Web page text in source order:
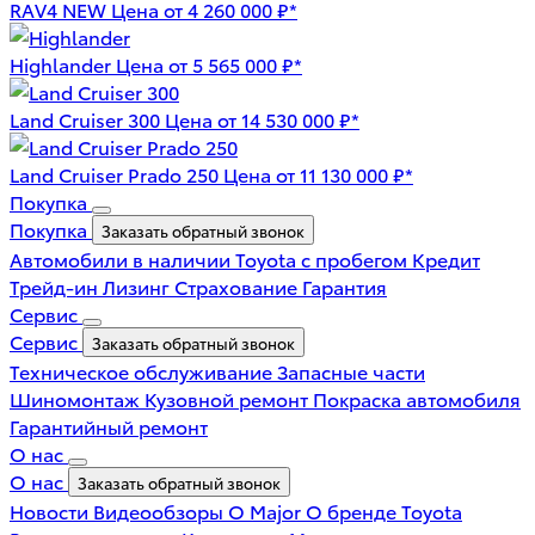
RAV4 NEW Цена от 4 260 000 ₽*
Highlander Цена от 5 565 000 ₽*
Land Cruiser 300 Цена от 14 530 000 ₽*
Land Cruiser Prado 250 Цена от 11 130 000 ₽*
Покупка
Покупка
Заказать обратный звонок
Автомобили в наличии Toyota с пробегом Кредит
Трейд-ин Лизинг Страхование Гарантия
Сервис
Сервис
Заказать обратный звонок
Техническое обслуживаниеЗапасные части
Шиномонтаж Кузовной ремонт Покраска автомобиля
Гарантийный ремонт
О нас
О нас
Заказать обратный звонок
Новости Видеообзоры О Major О бренде Toyota